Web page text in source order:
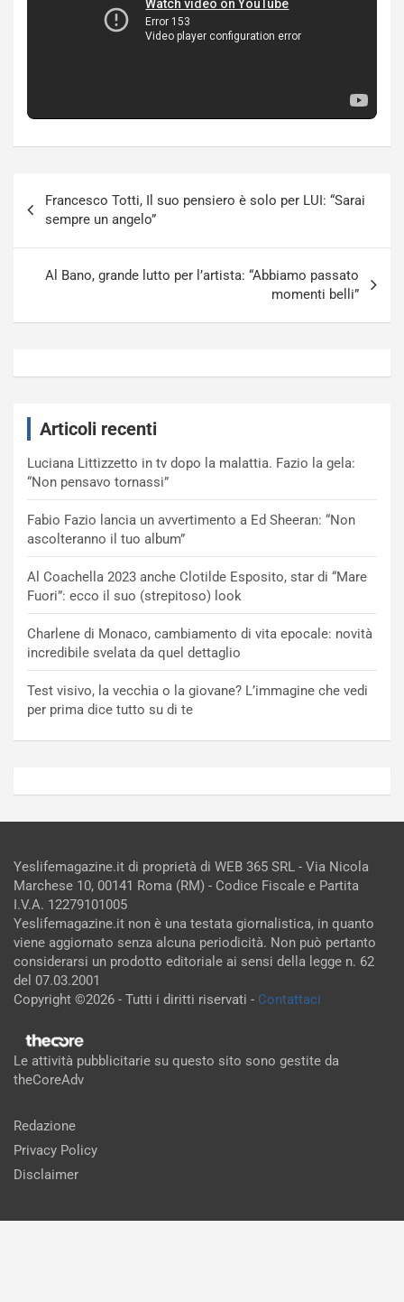
articoli
Francesco Totti, Il suo pensiero è solo per LUI: “Sarai
sempre un angelo”
Al Bano, grande lutto per l’artista: “Abbiamo passato
momenti belli”
Articoli recenti
Luciana Littizzetto in tv dopo la malattia. Fazio la gela:
“Non pensavo tornassi”
Fabio Fazio lancia un avvertimento a Ed Sheeran: “Non
ascolteranno il tuo album”
Al Coachella 2023 anche Clotilde Esposito, star di “Mare
Fuori”: ecco il suo (strepitoso) look
Charlene di Monaco, cambiamento di vita epocale: novità
incredibile svelata da quel dettaglio
Test visivo, la vecchia o la giovane? L’immagine che vedi
per prima dice tutto su di te
Yeslifemagazine.it di proprietà di WEB 365 SRL - Via Nicola
Marchese 10, 00141 Roma (RM) - Codice Fiscale e Partita
I.V.A. 12279101005
Yeslifemagazine.it non è una testata giornalistica, in quanto
viene aggiornato senza alcuna periodicità. Non può pertanto
considerarsi un prodotto editoriale ai sensi della legge n. 62
del 07.03.2001
Copyright ©2026 - Tutti i diritti riservati - Contattaci
Le attività pubblicitarie su questo sito sono gestite da
theCoreAdv
Redazione
Privacy Policy
Disclaimer